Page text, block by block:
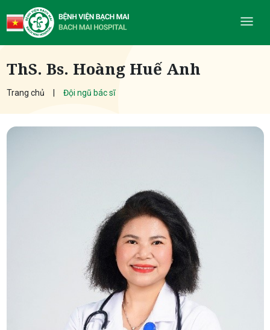
ThS. Bs. Hoàng Huế Anh
Trang chủ Đội ngũ bác sĩ